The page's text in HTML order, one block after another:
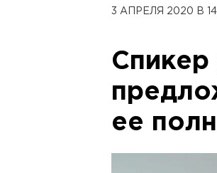
3 АПРЕЛЯ 2020 В
Спикер
ее